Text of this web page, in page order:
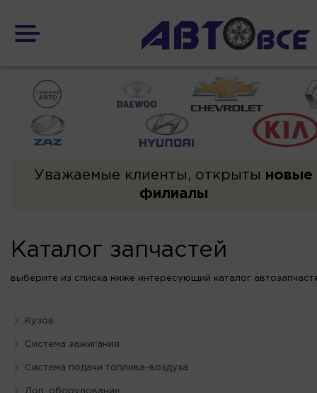
Уважаемые клиенты, открыты новые
филиалы
Каталог запчастей
выберите из списка ниже интересующий каталог
Кузов
Система зажигания
Система подачи топлива-воздуха
Доп. оборудование